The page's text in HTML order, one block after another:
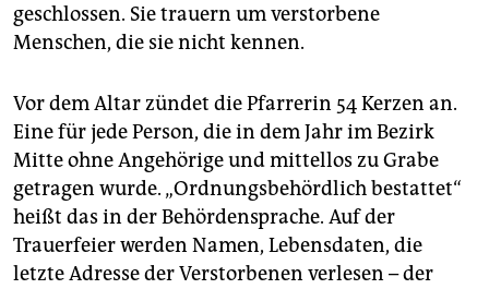
geschlossen. Sie trauern um verstorbene
Menschen, die sie nicht kennen.
Vor dem Altar zündet die Pfarrerin 54 Kerzen an.
Eine für jede Person, die in dem Jahr im Bezirk
Mitte ohne Angehörige und mittellos zu Grabe
getragen wurde. „Ordnungsbehördlich bestattet“
heißt das in der Behördensprache. Auf der
Trauerfeier werden Namen, Lebensdaten, die
letzte Adresse der Verstorbenen verlesen – der